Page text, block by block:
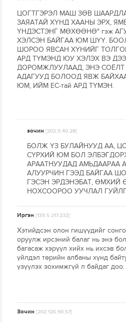
ЦОГТГЭРЭЛ МАШ ЗӨВ
ЗАЯАТАЙ ХҮНД ХААНЫ ЭРХ,
ҮНДЭСТЭНГ МӨХӨӨНӨ" гэж
ХЭЛСЭН БАЙГАА ЮМ ШҮҮ.
ШОРОО ЯВСАН ХҮНИЙГ
АРД ТҮМЭНД ЮУ ХЭЛЭХ ВЭ
ДОРОМЖЛУУЛААД, ЭНЭ
АДАГУУД БОЛООД ЯВЖ
ЮМ, ИЙМ ЕС-тай АРД ТҮМЭН.
зочин[202.9.40.28]
БОЛЖ ҮЗ БУЛАЙНУУД АА,
СҮРХИЙ ЮМ БОЛ
АРААТНУУДАД АМЬДААРАА
АЛУУРЧИН ГЭЭД БАЙГАА
ГЭСЭН ЭРДЭНЭБАТ, ӨМХИЙ
НОХСООРОО УУЧЛАЛ
Иргэн[139.5.217.232]
Хэтийдсэн олон гишүүдийг
оруулж ирсэний балаг нь энэ
багасаж хэрүүл хийх нь ихсэв
үйлдэл төрийн албаны хүнд
үзүүлэх зохимжгүй л байдаг
Зочин[202.126.90.57]